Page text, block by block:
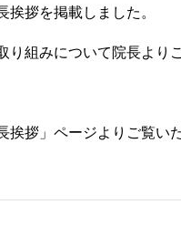
拶を掲載しました。
組みについて院長より
拶」ページよりご覧い